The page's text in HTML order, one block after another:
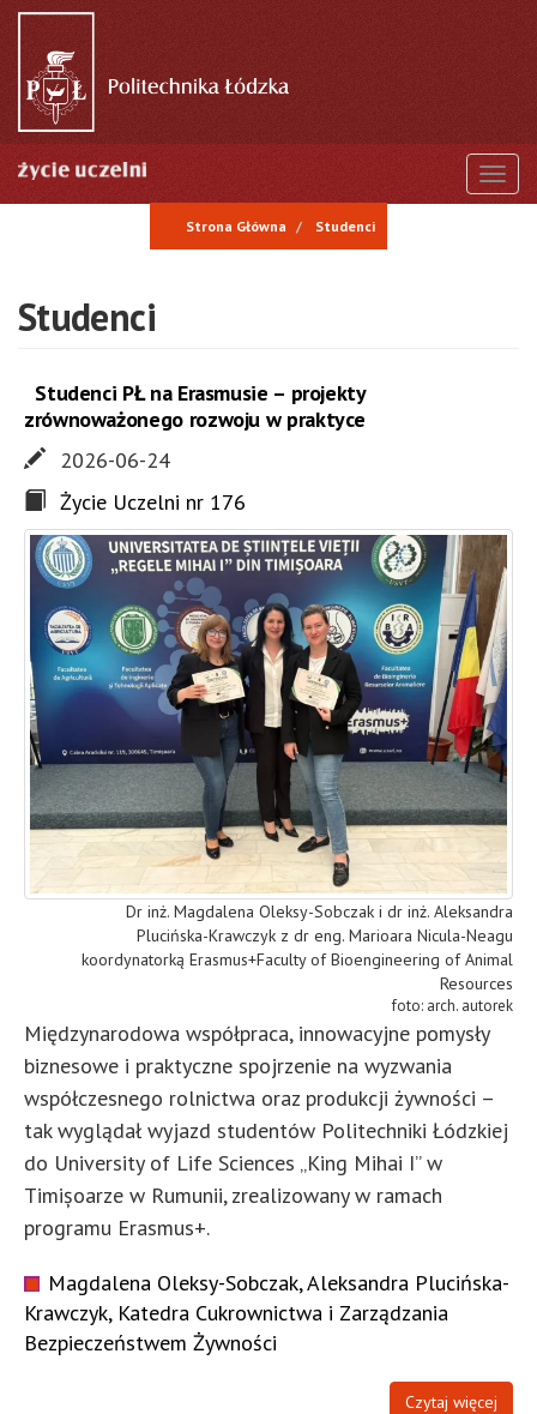
Przejdź
treści
Strona Główna Studenci
Studenci
Studenci PŁ na Erasmusie – projekty
zrównoważonego rozwoju w praktyce
2026-06-24
Życie Uczelni nr 176
Dr inż. Magdalena Oleksy-Sobczak i dr inż. Aleksandra
Plucińska-Krawczyk z dr eng. Marioara Nicula-Neagu
koordynatorką Erasmus+Faculty of Bioengineering of Animal
Resources
arch. autorek
Międzynarodowa współpraca, innowacyjne pomysły
biznesowe i praktyczne spojrzenie na wyzwania
współczesnego rolnictwa oraz produkcji żywności –
tak wyglądał wyjazd studentów Politechniki Łódzkiej
do University of Life Sciences „King Mihai I” w
Timișoarze w Rumunii, zrealizowany w ramach
programu Erasmus+.
Magdalena Oleksy-Sobczak, Aleksandra Plucińska-
Krawczyk, Katedra Cukrownictwa i Zarządzania
Bezpieczeństwem Żywności
Czytaj więcej